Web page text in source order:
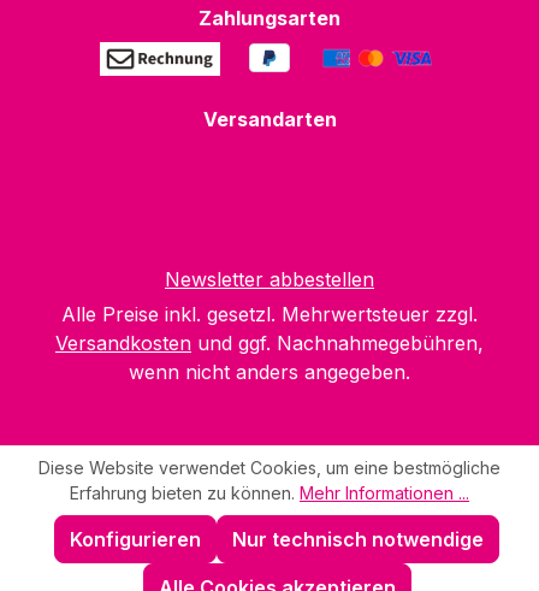
Zahlungsarten
Versandarten
Newsletter abbestellen
Alle Preise inkl. gesetzl. Mehrwertsteuer zzgl.
Versandkosten und ggf. Nachnahmegebühren,
wenn nicht anders angegeben.
Diese Website verwendet Cookies, um eine bestmögliche
Erfahrung bieten zu können. Mehr Informationen ...
Nur technisch notwendige
Konfigurieren